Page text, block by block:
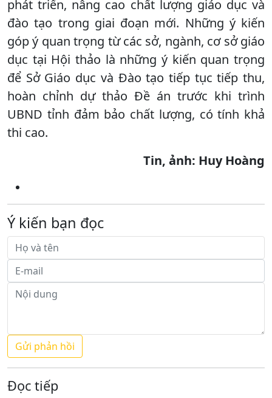
phát triển, nâng cao chất lượng giáo dục và
đào tạo trong giai đoạn mới. Những ý kiến
góp ý quan trọng từ các sở, ngành, cơ sở giáo
dục tại Hội thảo là những ý kiến quan trọng
để Sở Giáo dục và Đào tạo tiếp tục tiếp thu,
hoàn chỉnh dự thảo Đề án trước khi trình
UBND tỉnh đảm bảo chất lượng, có tính khả
thi cao.
Tin, ảnh: Huy Hoàng
Ý kiến bạn đọc
Đọc tiếp